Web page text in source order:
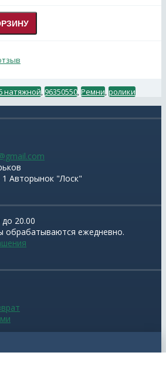
натяжной 96350550 Ремни ролики
Авторынок "Лоск"
20.00
обрабатываются ежедневно.